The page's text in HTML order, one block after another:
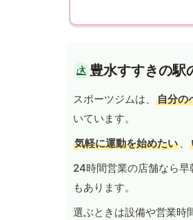
豊水すすきの駅
スポーツジムは、 自分の
いています。
気軽に運動を始めたい 、
24時間営業の店舗なら
もあります。
選ぶときは設備や営業時